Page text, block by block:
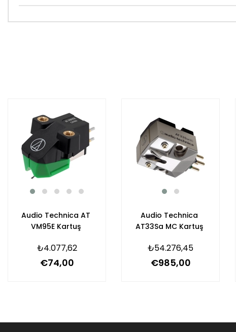
Audio Technica AT
VM95E Kartuş
₺4.077,62
€74,00
Audio Technica
AT33Sa MC Kartuş
₺54.276,45
€985,00